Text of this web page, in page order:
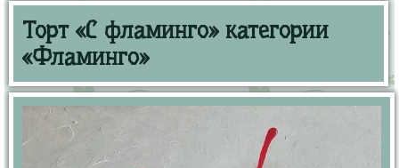
Торт «С фламинго» категории
«Фламинго»